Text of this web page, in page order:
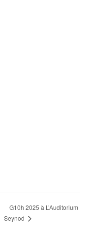
G10h 2025 à L’Auditorium
Seynod